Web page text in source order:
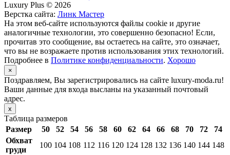
Luxury Plus © 2026
Верстка сайта: Линк Мастер
На этом веб-сайте используются файлы cookie и другие
аналогичные технологии, это совершенно безопасно! Если,
прочитав это сообщение, вы остаетесь на сайте, это означает,
что вы не возражаете против использования этих технологий.
Подробнее в Политике конфиденциальности. Хорошо
×
Поздравляем, Вы зарегистрировались на сайте luxury-moda.ru!
Ваши данные для входа высланы на указанный почтовый
адрес.
x
Таблица размеров
Размер
50 52 54 56 58 60 62 64 66 68 70 72
74
Обхват
груди
100 104 108 112 116 120 124 128 132 136 140 144 148